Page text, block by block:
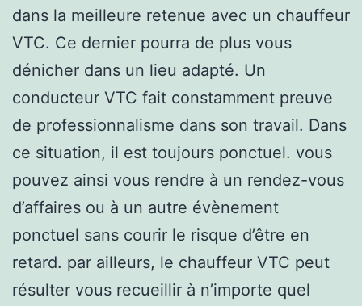
dans la meilleure retenue avec un chauffeur
VTC. Ce dernier pourra de plus vous
dénicher dans un lieu adapté. Un
conducteur VTC fait constamment preuve
de professionnalisme dans son travail. Dans
ce situation, il est toujours ponctuel. vous
pouvez ainsi vous rendre à un rendez-vous
d’affaires ou à un autre évènement
ponctuel sans courir le risque d’être en
retard. par ailleurs, le chauffeur VTC peut
résulter vous recueillir à n’importe quel